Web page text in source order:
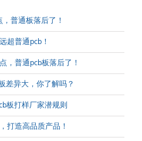
普通板落后了！
超普通pcb！
，普通pcb板落后了！
差异大，你了解吗？
板打样厂家潜规则
打造高品质产品！